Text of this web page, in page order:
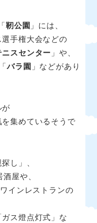
靭公園 」には、
手権大会などの
スセンター 」や、
バラ園 」などがあり
集めているそうで
し」、
屋や、
インレストランの
ス燈点灯式」な